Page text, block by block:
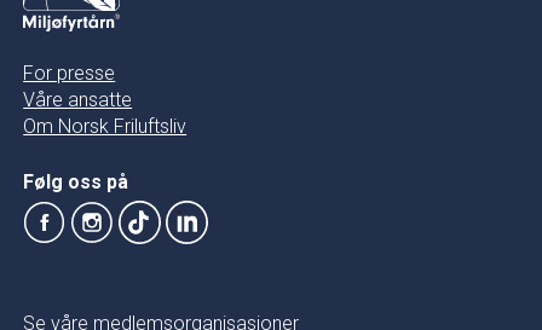
For presse
Våre ansatte
Om Norsk Friluftsliv
Følg oss på
Se våre medlemsorganisasjoner